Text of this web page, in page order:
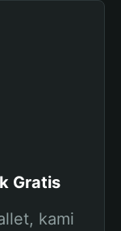
Gratis
kami